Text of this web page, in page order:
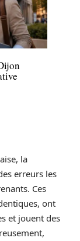
la
erreurs les
Ces
ont
et jouent des